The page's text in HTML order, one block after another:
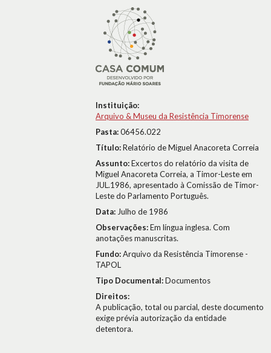
Instituição:
Arquivo & Museu da Resistência Timorense
Pasta:06456.022
Título:Relatório de Miguel Anacoreta Correia
Assunto:Excertos do relatório da visita de
Miguel Anacoreta Correia, a Timor-Leste em
JUL.1986, apresentado à Comissão de Timor-
Leste do Parlamento Português.
Data: Julho de 1986
Observações:Em língua inglesa. Com
anotações manuscritas.
Fundo:Arquivo da Resistência Timorense -
TAPOL
Tipo Documental:Documentos
Direitos:
A publicação, total ou parcial, deste documento
exige prévia autorização da entidade
detentora.